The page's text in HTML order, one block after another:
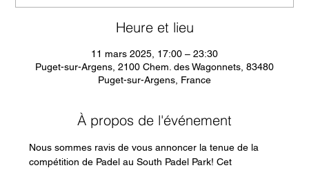
Heure et lieu
11 mars 2025, 17:00 – 23:30
Puget-sur-Argens, 2100 Chem. des Wagonnets, 83480
Puget-sur-Argens, France
À propos de l'événement
Nous sommes ravis de vous annoncer la tenue de la
compétition de Padel au South Padel Park! Cet